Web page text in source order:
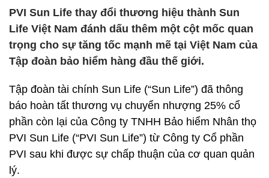
PVI Sun Life thay đổi thương hiệu thành Sun
Life Việt Nam đánh dấu thêm một cột mốc quan
trọng cho sự tăng tốc mạnh mẽ tại Việt Nam của
Tập đoàn bảo hiểm hàng đầu thế giới.
Tập đoàn tài chính Sun Life (“Sun Life”) đã thông
báo hoàn tất thương vụ chuyển nhượng 25% cổ
phần còn lại của Công ty TNHH Bảo hiểm Nhân thọ
PVI Sun Life (“PVI Sun Life”) từ Công ty Cổ phần
PVI sau khi được sự chấp thuận của cơ quan quản
lý.